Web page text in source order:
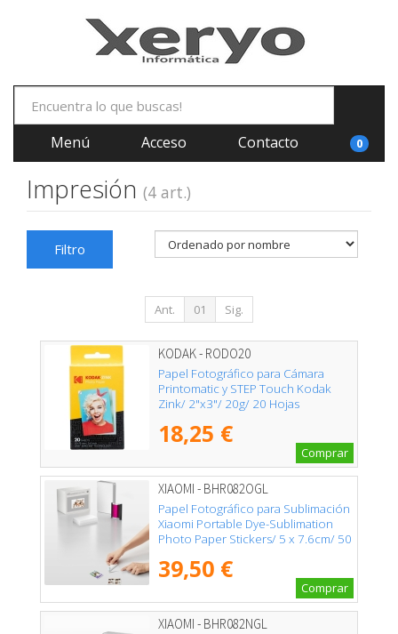
Menú Acceso Contacto 0
Impresión (4 art.)
Filtro
Ant. 01 Sig.
KODAK - RODO20
Papel Fotográfico para Cámara
Printomatic y STEP Touch Kodak
Zink/ 2"x3"/ 20g/ 20 Hojas
18,25 €
Comprar
XIAOMI - BHR082OGL
Papel Fotográfico para Sublimación
Xiaomi Portable Dye-Sublimation
Photo Paper Stickers/ 5 x 7.6cm/ 50
39,50 €
Comprar
XIAOMI - BHR082NGL